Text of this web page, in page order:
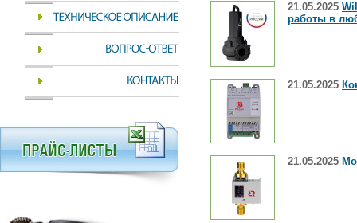
21.05.2025
работы в
21.05.2025
21.05.2025